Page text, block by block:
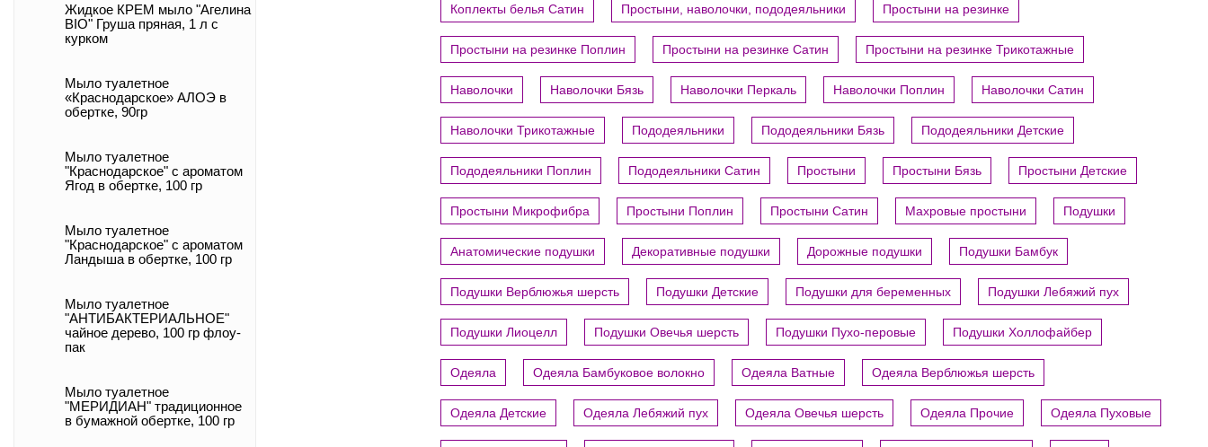
Жидкое КРЕМ мыло "Агелина
BIO" Груша пряная, 1 л с
курком
Мыло туалетное
«Краснодарское» АЛОЭ в
обертке, 90гр
Мыло туалетное
"Краснодарское" с ароматом
Ягод в обертке, 100 гр
Мыло туалетное
"Краснодарское" с ароматом
Ландыша в обертке, 100 гр
Мыло туалетное
"АНТИБАКТЕРИАЛЬНОЕ"
чайное дерево, 100 гр флоу-
пак
Мыло туалетное
"МЕРИДИАН" традиционное
в бумажной обертке, 100 гр
Коплекты белья Сатин Простыни, наволочки, пододеяльники Простыни на резинке
Простыни на резинке Поплин Простыни на резинке Сатин Простыни на резинке Трикотажные
Наволочки Наволочки Бязь Наволочки Перкаль Наволочки Поплин Наволочки Сатин
Наволочки Трикотажные Пододеяльники Пододеяльники Бязь Пододеяльники Детские
Пододеяльники Поплин Пододеяльники Сатин Простыни Простыни Бязь Простыни Детские
Простыни Микрофибра Простыни Поплин Простыни Сатин Махровые простыни Подушки
Анатомические подушки Декоративные подушки Дорожные подушки Подушки Бамбук
Подушки Верблюжья шерсть Подушки Детские Подушки для беременных Подушки Лебяжий пух
Подушки Лиоцелл Подушки Овечья шерсть Подушки Пухо-перовые Подушки Холлофайбер
Одеяла Одеяла Бамбуковое волокно Одеяла Ватные Одеяла Верблюжья шерсть
Одеяла Детские Одеяла Лебяжий пух Одеяла Овечья шерсть Одеяла Прочие Одеяла Пуховые